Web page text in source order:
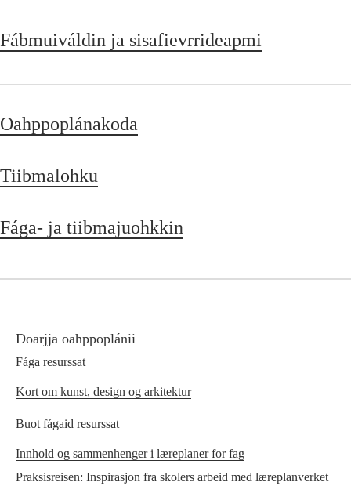
Fábmuiváldin ja sisafievrrideapmi
Oahppoplánakoda
Tiibmalohku
Fága- ja tiibmajuohkkin
Doarjja oahppoplánii
Fága resurssat
Kort om kunst, design og arkitektur
Buot fágaid resurssat
Innhold og sammenhenger i læreplaner for fag
Praksisreisen: Inspirasjon fra skolers arbeid med læreplanverket